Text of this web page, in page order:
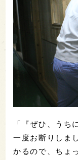
「『ぜひ、うち
一度お断りしま
かるので、ちょ